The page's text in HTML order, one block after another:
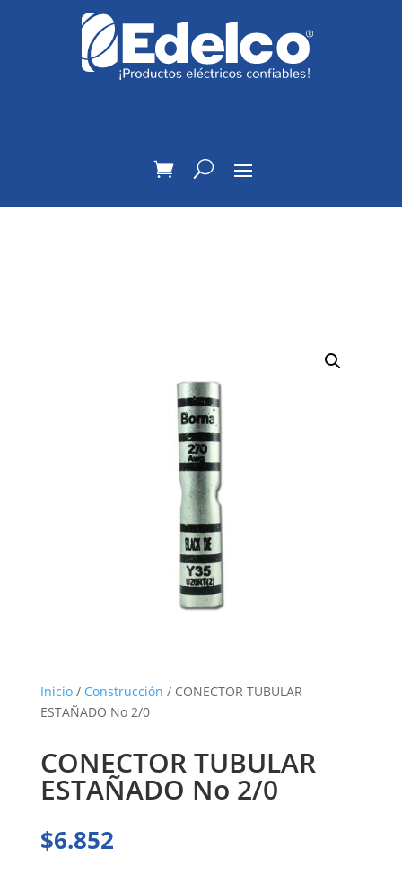
Inicio/ Construcción / CONECTOR TUBULAR
ESTAÑADO No 2/0
CONECTOR TUBULAR
ESTAÑADO No 2/0
$6.852